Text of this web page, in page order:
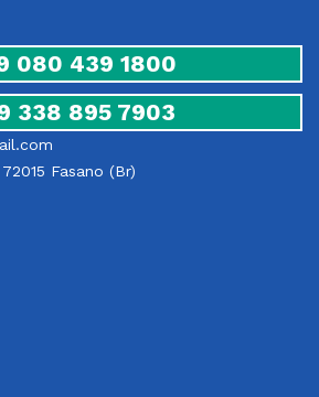
080 439 1800
338 895 7903
Fasano (Br)